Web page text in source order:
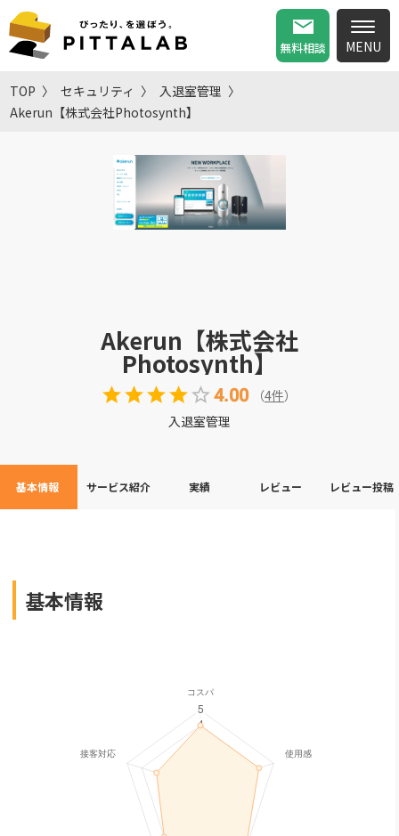
無料相談
TOP セキュリティ
入退室管理
Akerun【株式会社Photosynth】
Akerun【株式会社
Photosynth】
4.00 （4件）
入退室管理
基本情報 サービス紹介 実績 レビュー レビュー投稿
基本情報